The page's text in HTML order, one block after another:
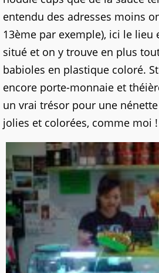
entendu des adresses moins
13ème par exemple), ici le lieu
situé et on y trouve en plus
babioles en plastique coloré.
encore porte-monnaie et
un vrai trésor pour une
jolies et colorées, comme moi !